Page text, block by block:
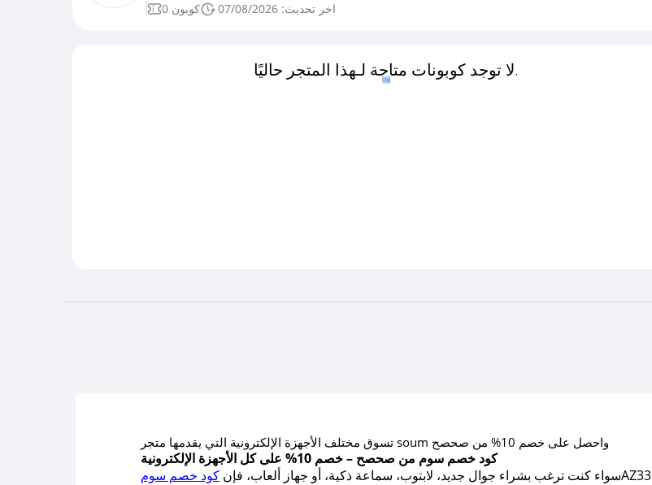
0 كوبون
اخر تحديث: 07/08/2026
لا توجد كوبونات متاحة لـهذا المتجر حاليًا.
تسوق مختلف الأجهزة الإلكترونية التي يقدمها متجر soum واحصل على خصم 10% من صحصح
كود خصم سوم من صحصح – خصم 10% على كل الأجهزة الإلكترونية
سواء كنت ترغب بشراء جوال جديد، لابتوب، سماعة ذكية، أو جهاز ألعاب، فإن كود خصم سوم
AZ33 من تطبيق صحصح يوفّر لك خصم فوري 10% على جميع